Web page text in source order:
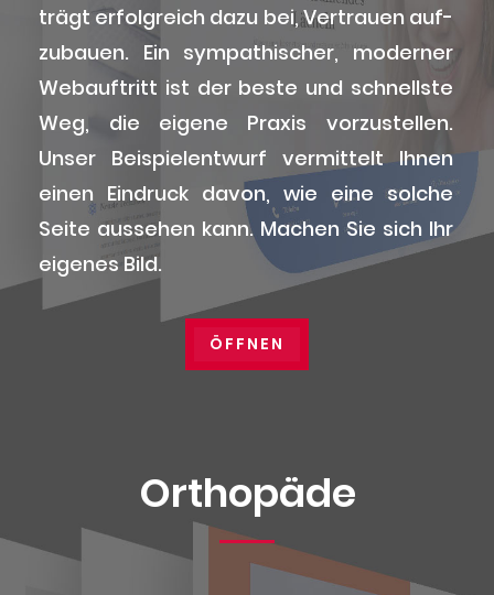
trägt erfolg­reich dazu bei, Ver­trau­en auf­
zu­bau­en. Ein sym­pa­thi­scher, moder­ner
Web­auf­tritt ist der bes­te und schnells­te
Weg, die eige­ne Pra­xis vor­zu­stel­len.
Unser Bei­spiel­ent­wurf ver­mit­telt Ihnen
einen Ein­druck davon, wie eine sol­che
Sei­te aus­se­hen kann. Machen Sie sich Ihr
eige­nes Bild.
ÖFF­NEN
Ortho­pä­de